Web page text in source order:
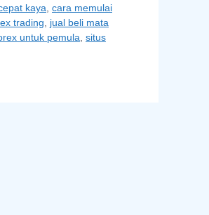
kaya cara memulai
trading
jual beli mata
untuk pemula situs